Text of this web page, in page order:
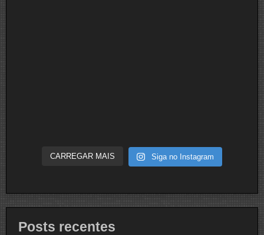
CARREGAR MAIS Siga no Instagram
Posts recentes